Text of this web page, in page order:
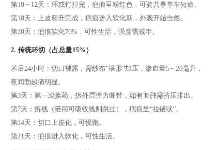
第10～12天：环或钉掉完，疤痕呈粉红色，可骑共享单车短途。
第18天：上皮爬升完成，疤痕进入软化期，外观开始自然。
第30天：疤痕软化70%，可性生活，强度需减半。
2. 传统环切（占总量15%）
术后24小时：切口裸露，需纱布“塔形”加压，渗血量5～20毫升，
夜间勃起痛明显。
第3天：第一次换药，拆外层弹力绷带，如有血肿需挤压排出。
第7天：拆线（若用可吸收线则跳过），疤痕呈“拉链状”。
第14天：切口上皮化，可慢跑。
第21天：疤痕进入软化，可性生活。